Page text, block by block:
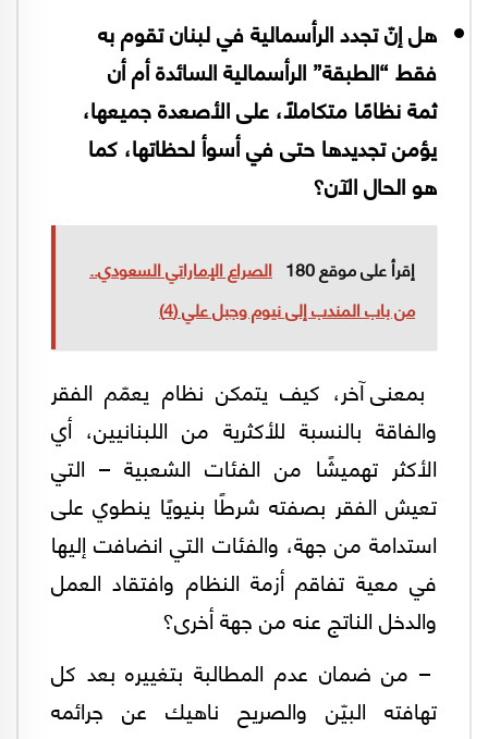
هل إنّ تجدد الرأسمالية في لبنان تقوم به
فقط “الطبقة” الرأسمالية السائدة أم أن
ثمة نظامًا متكاملًا، على الأصعدة جميعها،
يؤمن تجديدها حتى في أسوأ لحظاتها، كما
هو الحال الآن؟
إقرأ على موقع 180
الصراع الإماراتي السعودي..
من باب المندب إلى نيوم وجبل علي (4)
بمعنى آخر، كيف يتمكن نظام يعمّم الفقر
والفاقة بالنسبة للأكثرية من اللبنانيين، أي
الأكثر تهميشًا من الفئات الشعبية – التي
تعيش الفقر بصفته شرطًا بنيويًا ينطوي على
استدامة من جهة، والفئات التي انضافت إليها
في معية تفاقم أزمة النظام وافتقاد العمل
والدخل الناتج عنه من جهة أخرى؟
– من ضمان عدم المطالبة بتغييره بعد كل
تهافته البيّن والصريح ناهيك عن جرائمه